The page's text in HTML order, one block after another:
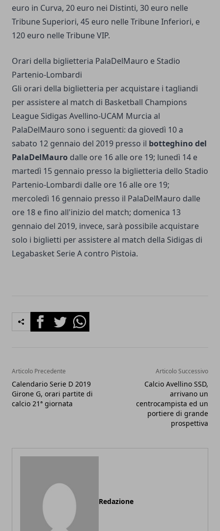
euro in Curva, 20 euro nei Distinti, 30 euro nelle
Tribune Superiori, 45 euro nelle Tribune Inferiori, e
120 euro nelle Tribune VIP.
Orari della biglietteria PalaDelMauro e Stadio
Partenio-Lombardi
Gli orari della biglietteria per acquistare i tagliandi
per assistere al match di Basketball Champions
League Sidigas Avellino-UCAM Murcia al
PalaDelMauro sono i seguenti: da giovedì 10 a
sabato 12 gennaio del 2019 presso il botteghino del
PalaDelMauro dalle ore 16 alle ore 19; lunedì 14 e
martedì 15 gennaio presso la biglietteria dello Stadio
Partenio-Lombardi dalle ore 16 alle ore 19;
mercoledì 16 gennaio presso il PalaDelMauro dalle
ore 18 e fino all'inizio del match; domenica 13
gennaio del 2019, invece, sarà possibile acquistare
solo i biglietti per assistere al match della Sidigas di
Legabasket Serie A contro Pistoia.
FacebookTwitterWhatsapp
Articolo Precedente
Calendario Serie D 2019
Girone G, orari partite di
calcio 21ª giornata
Articolo Successivo
Calcio Avellino SSD,
arrivano un
centrocampista ed un
portiere di grande
prospettiva
Redazione